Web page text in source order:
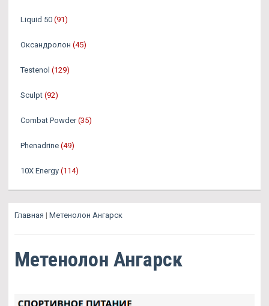
Liquid 50 (91)
Оксандролон (45)
Testenol (129)
Sculpt (92)
Combat Powder (35)
Phenadrine (49)
10X Energy (114)
Главная | Метенолон Ангарск
Метенолон Ангарск